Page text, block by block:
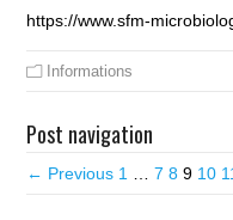
https://www.sfm-
Informations
Post navigation
← Previous 1 … 7 8 9 10